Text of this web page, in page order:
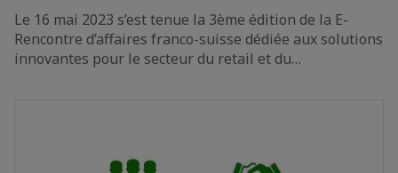
Le 16 mai 2023 s’est tenue la 3ème édition de la E-
Rencontre d’affaires franco-suisse dédiée aux solutions
innovantes pour le secteur du retail et du…